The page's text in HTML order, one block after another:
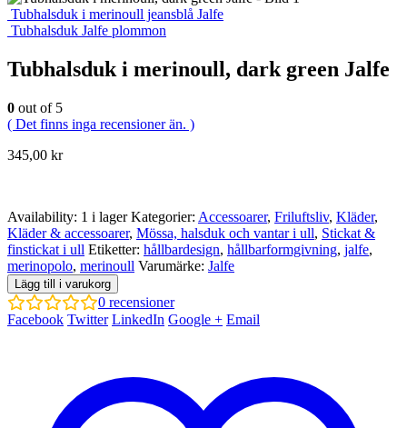
Tubhalsduk i merinoull jeansblå Jalfe
Tubhalsduk Jalfe plommon
Tubhalsduk i merinoull, dark green Jalfe
0 out of 5
( Det finns inga recensioner än. )
345,00 kr
Availability: 1 i lager Kategorier: Accessoarer, Friluftsliv, Kläder,
Kläder & accessoarer, Mössa, halsduk och vantar i ull, Stickat &
finstickat i ull Etiketter: hållbardesign, hållbarformgivning, jalfe,
merinopolo, merinoull Varumärke: Jalfe
Lägg till i varukorg
0 recensioner
Facebook Twitter LinkedIn Google + Email